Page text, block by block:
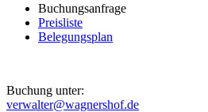
Buchungsanfrage
Preisliste
Belegungsplan
Buchung unter:
verwalter@wagnershof.de